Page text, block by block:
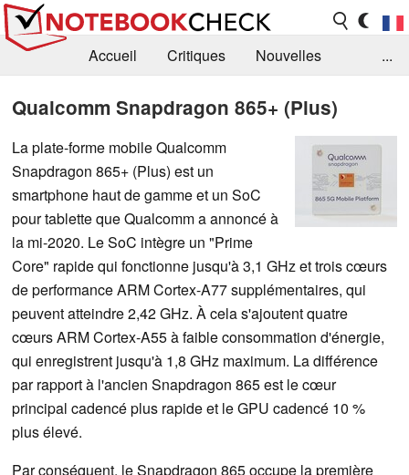
Accueil Critiques
Nouvelles
...
Qualcomm Snapdragon 865+ (Plus)
La plate-forme mobile Qualcomm
Snapdragon 865+ (Plus) est un
smartphone haut de gamme et un SoC
pour tablette que Qualcomm a annoncé à
la mi-2020. Le SoC intègre un "Prime
Core" rapide qui fonctionne jusqu'à 3,1 GHz et trois cœurs
de performance ARM Cortex-A77 supplémentaires, qui
peuvent atteindre 2,42 GHz. À cela s'ajoutent quatre
cœurs ARM Cortex-A55 à faible consommation d'énergie,
qui enregistrent jusqu'à 1,8 GHz maximum. La différence
par rapport à l'ancien Snapdragon 865 est le cœur
principal cadencé plus rapide et le GPU cadencé 10 %
plus élevé.
Par conséquent, le Snapdragon 865 occupe la première